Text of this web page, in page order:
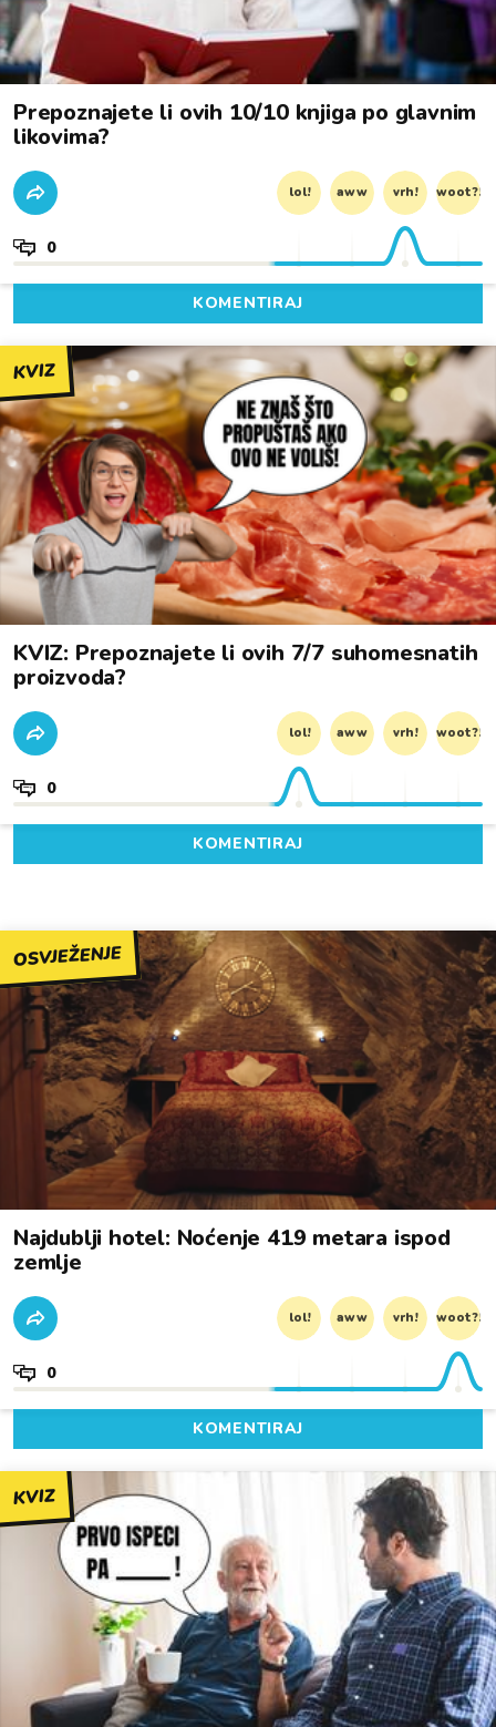
Prepoznajete li ovih 10/10 knjiga po glavnim
likovima?
lol! aww vrh! woot?!
0
KOMENTIRAJ
KVIZ
KVIZ: Prepoznajete li ovih 7/7 suhomesnatih
proizvoda?
lol! aww vrh! woot?!
0
KOMENTIRAJ
OSVJEŽENJE
Najdublji hotel: Noćenje 419 metara ispod
zemlje
lol! aww vrh! woot?!
0
KOMENTIRAJ
KVIZ